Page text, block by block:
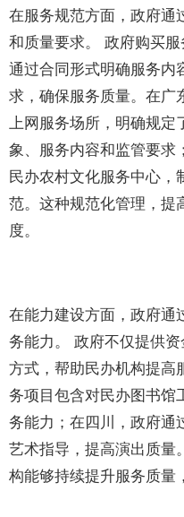
在服务规范方面，政府通
和质量要求。 政府购买
通过合同形式明确服务内
求，确保服务质量。在广
上网服务场所，明确规定
象、服务内容和监管要求
民办农村文化服务中心，
范。这种规范化管理，提
度。
在能力建设方面，政府通
务能力。 政府不仅提供
方式，帮助民办机构提高
务项目包含对民办图书馆
务能力；在四川，政府通
艺术指导，提高演出质量
构能够持续提升服务质量